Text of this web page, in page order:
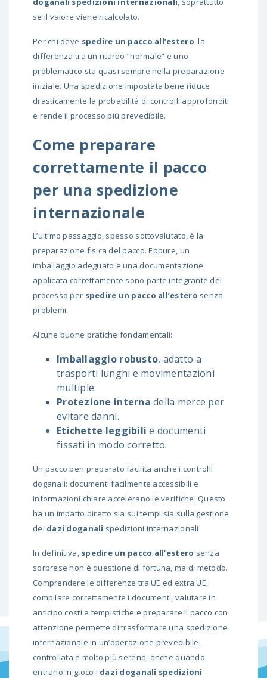
se il valore viene ricalcolato.
Per chi deve spedire un pacco all’estero, la
differenza tra un ritardo “normale” e uno
problematico sta quasi sempre nella preparazione
iniziale. Una spedizione impostata bene riduce
drasticamente la probabilità di controlli approfonditi
e rende il processo più prevedibile.
Come preparare
correttamente il pacco
per una spedizione
internazionale
L’ultimo passaggio, spesso sottovalutato, è la
preparazione fisica del pacco. Eppure, un
imballaggio adeguato e una documentazione
applicata correttamente sono parte integrante del
processo per spedire un pacco all’estero senza
problemi.
Alcune buone pratiche fondamentali:
Imballaggio robusto, adatto a
trasporti lunghi e movimentazioni
multiple.
Protezione interna della merce per
evitare danni.
Etichette leggibili e documenti
fissati in modo corretto.
Un pacco ben preparato facilita anche i controlli
doganali: documenti facilmente accessibili e
informazioni chiare accelerano le verifiche. Questo
ha un impatto diretto sia sui tempi sia sulla gestione
dei dazi doganali spedizioni internazionali.
In definitiva, spedire un pacco all’estero senza
sorprese non è questione di fortuna, ma di metodo.
Comprendere le differenze tra UE ed extra UE,
compilare correttamente i documenti, valutare in
anticipo costi e tempistiche e preparare il pacco con
attenzione permette di trasformare una spedizione
internazionale in un’operazione prevedibile,
controllata e molto più serena, anche quando
entrano in gioco i dazi doganali spedizioni